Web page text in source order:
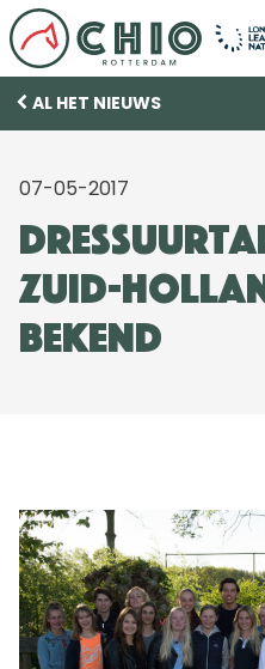
AL HET NIEUWS
07-05-2017
Zuid-
bekend